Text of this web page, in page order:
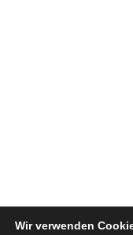
Wir verwenden